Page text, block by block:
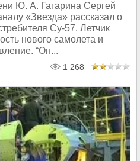
Ю. А. Гагарина Сергей
«Звезда» рассказал о
Су-57. Летчик
нового самолета и
“Он...
1 268